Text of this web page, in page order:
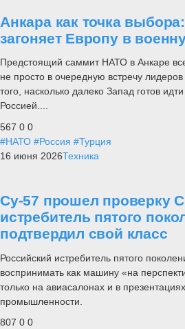
Анкара как точка
загоняет Европу в
Предстоящий саммит НАТО в Анкаре
не просто в очередную встречу
того, насколько далеко Запад готов
Россией....
567 0 0
#НАТО #Россия #Турция
16 июня 2026Техника
Су-57 прошел проверку
истребитель пятого
подтвердил свой класс
Российский истребитель пятого
воспринимать как машину «на
только на авиасалонах и в
промышленности.
807 0 0